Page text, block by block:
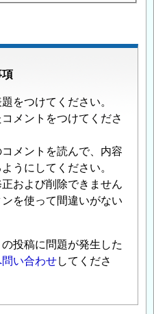
項
をつけてください。
メントをつけてくださ
メントを読んで、内容
うにしてください。
および削除できません
を使って間違いがない
投稿に問題が発生した
い合わせしてくださ